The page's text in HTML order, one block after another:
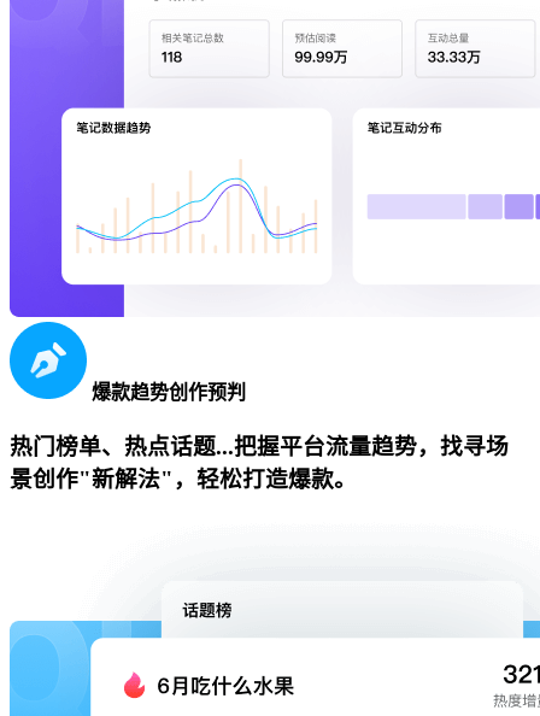
爆款趋势创作预判
热门榜单、热点话题...把握平台流量趋势，找寻场
景创作"新解法"，轻松打造爆款。